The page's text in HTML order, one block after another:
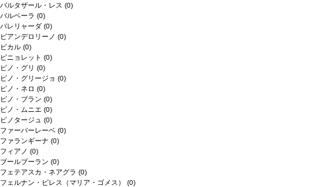
バルタザール・レス (0)
バルベーラ (0)
パレリャーダ (0)
ピアンデロリーノ (0)
ビカル (0)
ピニョレット (0)
ピノ・グリ (0)
ピノ・グリージョ (0)
ピノ・ネロ (0)
ピノ・ブラン (0)
ピノ・ムニエ (0)
ピノタージュ (0)
ファーバーレーベ (0)
ファランギーナ (0)
フィアノ (0)
ブールブーラン (0)
フェテアスカ・ネアグラ (0)
フェルナン・ピレス（マリア・ゴメス） (0)